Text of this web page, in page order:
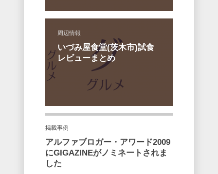
周辺情報
いづみ屋食堂(茨木市)試食
レビューまとめ
掲載事例
アルファブロガー・アワード2009
にGIGAZINEがノミネートされま
した